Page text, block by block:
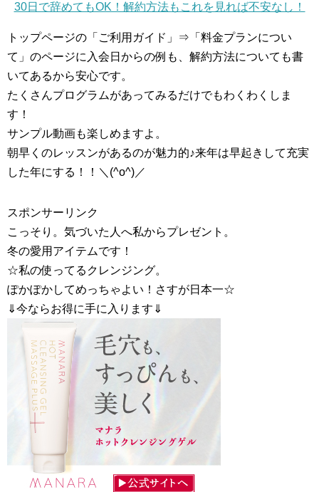
30日で辞めてもOK！解約方法もこれを見れば不安なし！
トップページの「ご利用ガイド」⇒「料金プランについ
て」のページに入会日からの例も、解約方法についても書
いてあるから安心です。
たくさんプログラムがあってみるだけでもわくわくしま
す！
サンプル動画も楽しめますよ。
朝早くのレッスンがあるのが魅力的♪来年は早起きして充実
した年にする！！＼(^o^)／
スポンサーリンク
こっそり。気づいた人へ私からプレゼント。
冬の愛用アイテムです！
☆私の使ってるクレンジング。
ぽかぽかしてめっちゃよい！さすが日本一☆
⇓今ならお得に手に入ります⇓